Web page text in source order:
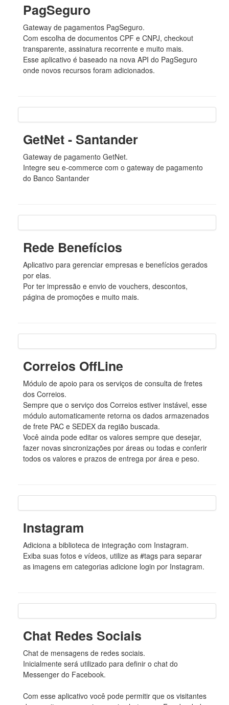
PagSeguro
Gateway de pagamentos PagSeguro.
Com escolha de documentos CPF e CNPJ, checkout
transparente, assinatura recorrente e muito mais.
Esse aplicativo é baseado na nova API do PagSeguro
onde novos recursos foram adicionados.
GetNet - Santander
Gateway de pagamento GetNet.
Integre seu e-commerce com o gateway de pagamento
do Banco Santander
Rede Benefícios
Aplicativo para gerenciar empresas e benefícios gerados
por elas.
Por ter impressão e envio de vouchers, descontos,
página de promoções e muito mais.
Correios OffLine
Módulo de apoio para os serviços de consulta de fretes
dos Correios.
Sempre que o serviço dos Correios estiver instável, esse
módulo automaticamente retorna os dados armazenados
de frete PAC e SEDEX da região buscada.
Você ainda pode editar os valores sempre que desejar,
fazer novas sincronizações por áreas ou todas e conferir
todos os valores e prazos de entrega por área e peso.
Instagram
Adiciona a biblioteca de integração com Instagram.
Exiba suas fotos e vídeos, utilize as #tags para separar
as imagens em categorias adicione login por Instagram.
Chat Redes Sociais
Chat de mensagens de redes sociais.
Inicialmente será utilizado para definir o chat do
Messenger do Facebook.
Com esse aplicativo você pode permitir que os visitantes